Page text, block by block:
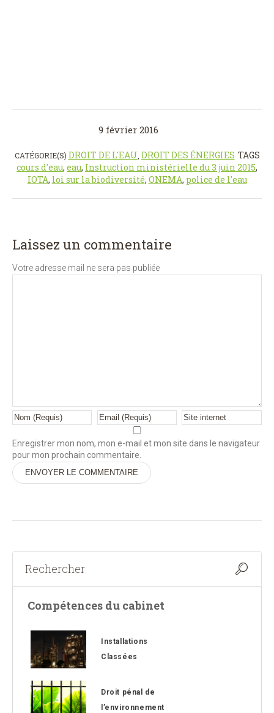
9 février 2016
CATÉGORIE(S) DROIT DE L'EAU DROIT DES ÉNERGIES TAGS
cours d'eau, eau, Instruction ministérielle du 3 juin 2015,
IOTA, loi sur la biodiversité, ONEMA, police de l'eau
Laissez un commentaire
Votre adresse mail ne sera pas publiée
Enregistrer mon nom, mon e-mail et mon site dans le navigateur
pour mon prochain commentaire.
Compétences du cabinet
Installations
Classées
Droit pénal de
l’environnement